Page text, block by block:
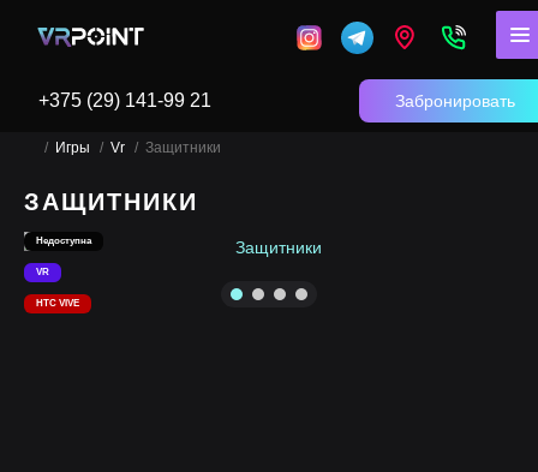
+375 (29) 141-99 21 Забронировать
Игры Vr Защитники
ЗАЩИТНИКИ
Недоступна
VR
HTC VIVE